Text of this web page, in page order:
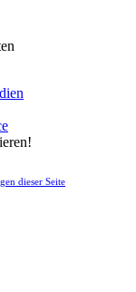
dieser Seite